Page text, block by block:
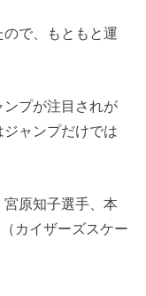
で、もともと運
プが注目されが
ャンプだけでは
原知子選手、本
カイザーズスケー